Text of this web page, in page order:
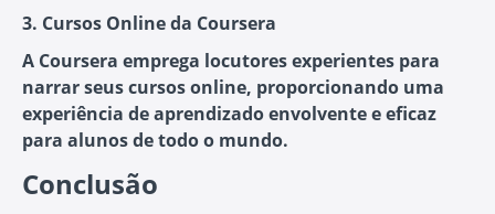
3. Cursos Online da Coursera
A Coursera emprega locutores experientes para
narrar seus cursos online, proporcionando uma
experiência de aprendizado envolvente e eficaz
para alunos de todo o mundo.
Conclusão